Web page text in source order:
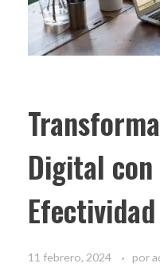
Digital
Efectividad
11 febrero, 2024 por